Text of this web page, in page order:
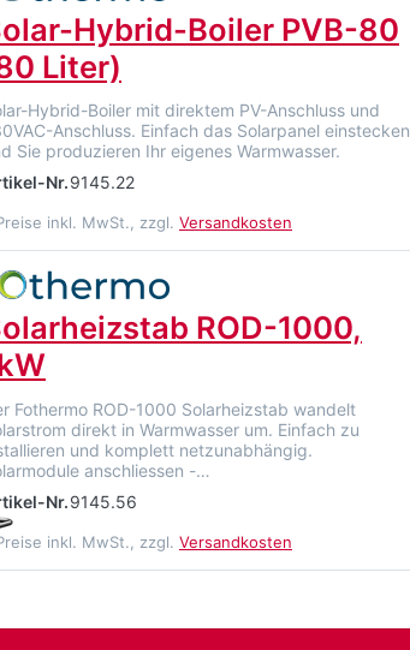
Hybrid-Boiler PVB-80
Liter)
Hybrid-Boiler mit direktem PV-Anschluss und
Anschluss. Einfach das Solarpanel einstecken
Sie produzieren Ihr eigenes Warmwasser.
Nr.9145.22
inkl. MwSt., zzgl. Versandkosten
ROD-1000,
Fothermo ROD-1000 Solarheizstab wandelt
direkt in Warmwasser um. Einfach zu
und komplett netzunabhängig.
anschliessen -…
Nr.9145.56
inkl. MwSt., zzgl. Versandkosten